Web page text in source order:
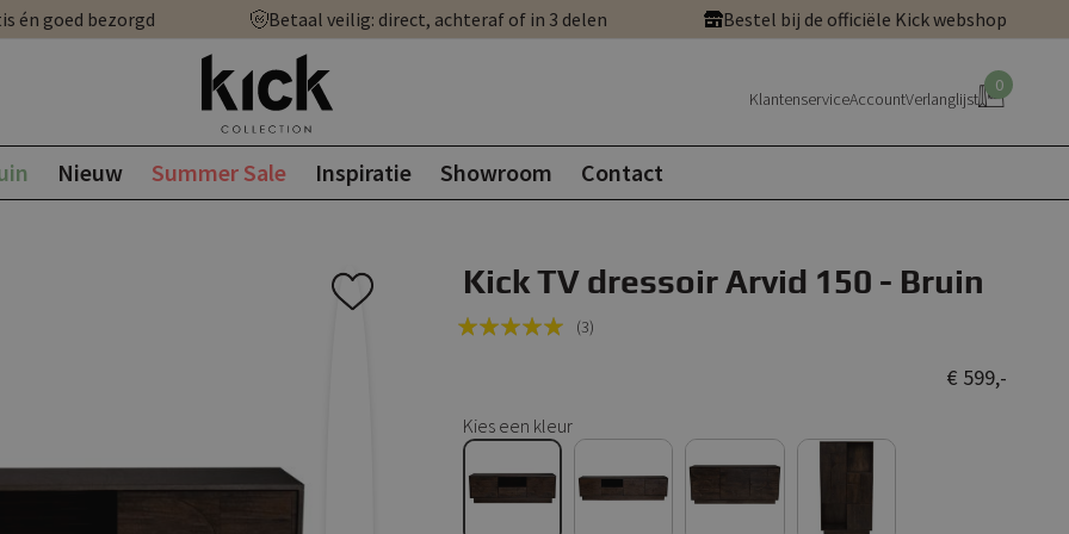
én goed bezorgd Betaal veilig: direct, achteraf of in 3 delen Bestel bij de officiële Kick webshop
KlantenserviceAccountVerlanglijst
0
Nieuw Summer Sale Inspiratie Showroom Contact
Kick TV dressoir Arvid 150 - Bruin
Rating:
(3)
€ 599,-
Kies een kleur